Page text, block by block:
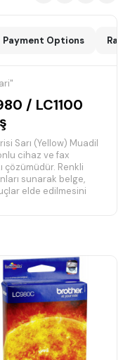
Payment Options
/ LC1100
Sarı (Yellow) Muadil
cihaz ve fax
çözümüdür. Renkli
sunarak belge,
elde edilmesini
stabil mürekkep
güvenilir performans
kartuş, özellikle renkli
ve dengeli sarı
ile uyumlu muadil